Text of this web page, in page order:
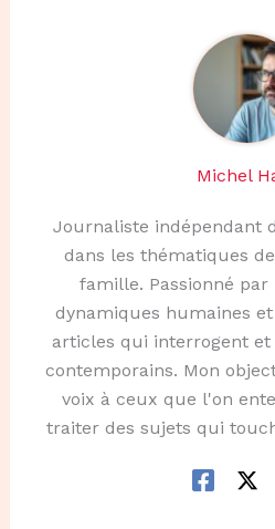
Michel
Journaliste indépendant
dans les thématiques
famille. Passionné
dynamiques humaines
articles qui interrogent
contemporains. Mon
voix à ceux que l'on
traiter des sujets qui